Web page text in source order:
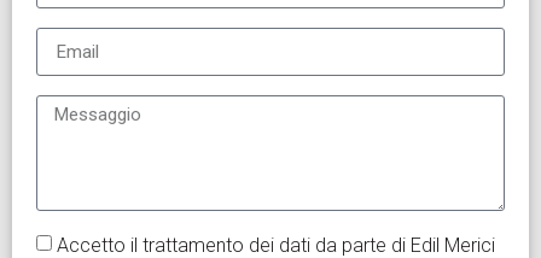
Accetto il trattamento dei dati da parte di Edil Merici